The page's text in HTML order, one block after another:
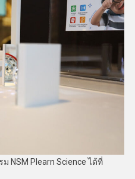
Plearn Science ได้ที่